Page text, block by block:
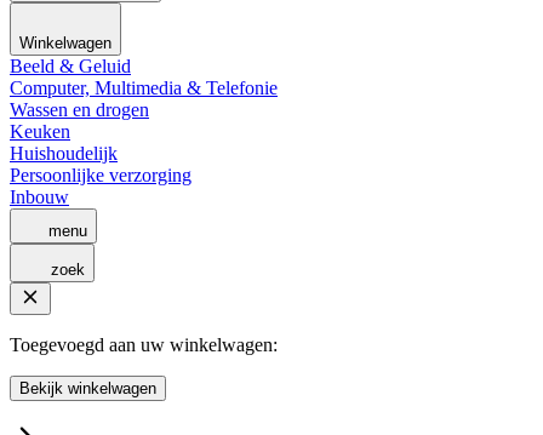
Winkelwagen
Beeld & Geluid
Computer, Multimedia & Telefonie
Wassen en drogen
Keuken
Huishoudelijk
Persoonlijke verzorging
Inbouw
menu
zoek
Toegevoegd aan uw winkelwagen:
Bekijk winkelwagen